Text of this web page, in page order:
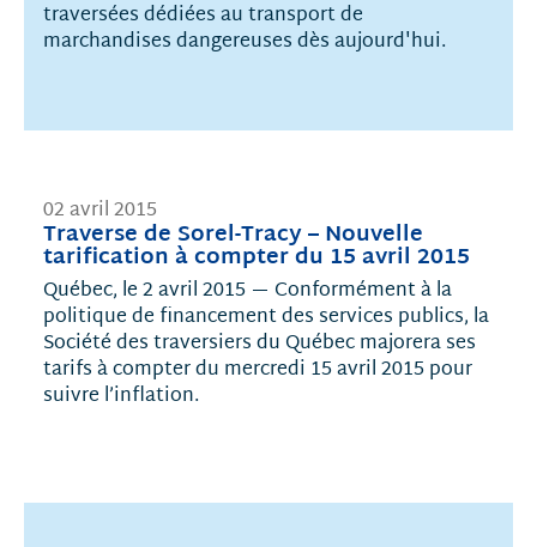
traversées dédiées au transport de
marchandises dangereuses dès aujourd'hui.
Traverse de Sorel-Tracy – Nouvelle
tarification à compter du 15 avril 2015
02 avril 2015
Québec, le 2 avril 2015 — Conformément à la
politique de financement des services publics, la
Société des traversiers du Québec majorera ses
tarifs à compter du mercredi 15 avril 2015 pour
suivre l’inflation.